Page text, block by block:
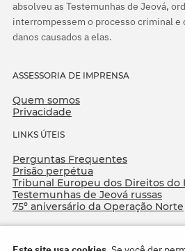
absolveu as Testemunhas de Jeová,
interrompessem o processo criminal e
danos causados a elas.
ASSESSORIA DE IMPRENSA
Quem somos
Privacidade
LINKS ÚTEIS
Perguntas Frequentes
Prisão perpétua
Tribunal Europeu dos Direitos do
Testemunhas de Jeová russas
75º aniversário da Operação Norte